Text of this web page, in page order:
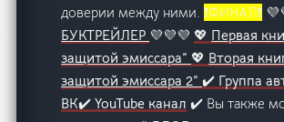
доверии между ними.❗️ФИНАЛ❗️
БУКТРЕЙЛЕР 💜💜💜 💖 Первая
защитой эмиссара” 💖 Вторая
защитой эмиссара 2”✔️ Группа
ВК✔️ YouTube канал ✔️ Вы также